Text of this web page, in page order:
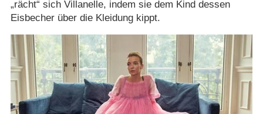
„rächt“ sich Villanelle, indem sie dem Kind dessen
Eisbecher über die Kleidung kippt.